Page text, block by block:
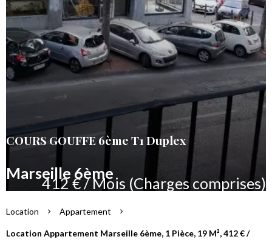
COURS GOUFFE 6ème T1 Duplex
Marseille 6ème
412 € / Mois (Charges comprises)
Location Appartement
Location Appartement Marseille 6ème, 1 Pièce, 19 M², 412 € /